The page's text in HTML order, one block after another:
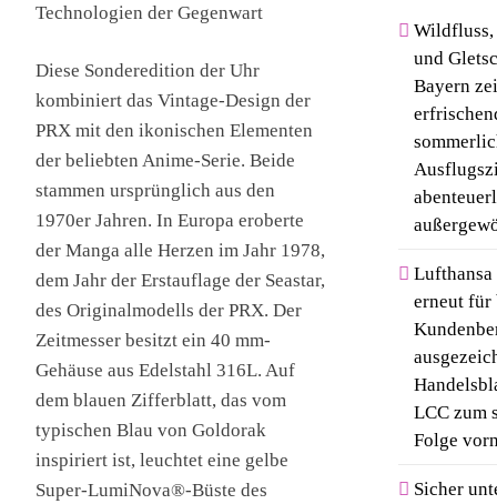
Technologien der Gegenwart
Diese Sonderedition der Uhr
kombiniert das Vintage-Design der
PRX mit den ikonischen Elementen
der beliebten Anime-Serie. Beide
stammen ursprünglich aus den
1970er Jahren. In Europa eroberte
der Manga alle Herzen im Jahr 1978,
dem Jahr der Erstauflage der Seastar,
des Originalmodells der PRX. Der
Zeitmesser besitzt ein 40 mm-
Gehäuse aus Edelstahl 316L. Auf
dem blauen Zifferblatt, das vom
typischen Blau von Goldorak
inspiriert ist, leuchtet eine gelbe
Super-LumiNova®-Büste des
Wildfluss,
und
Bayern
erneut für
LCC zum
Folge
Sicher